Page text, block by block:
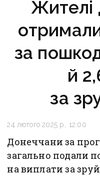
Жителі
за
й
за
24 лютого 2025 р., 12:00
Донеччани за
загально подали
на виплати за